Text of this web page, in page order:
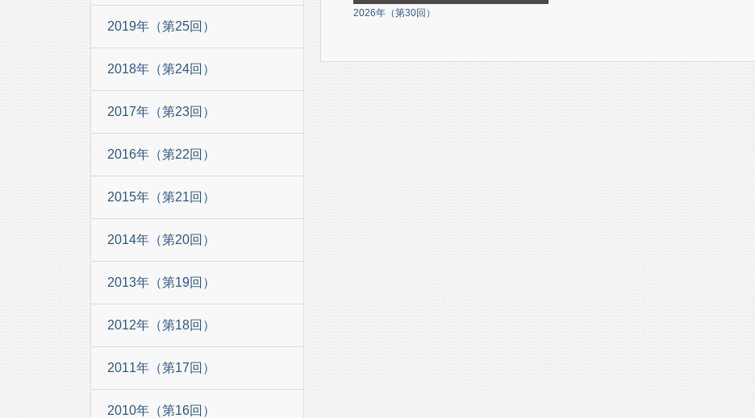
2019年（第25回）
2018年（第24回）
2017年（第23回）
2016年（第22回）
2015年（第21回）
2014年（第20回）
2013年（第19回）
2012年（第18回）
2011年（第17回）
2010年（第16回）
2026年（第30回）